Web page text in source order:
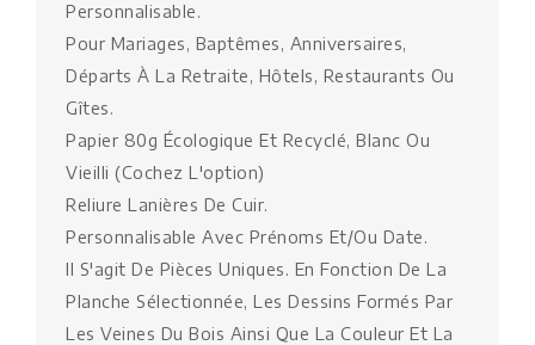
Personnalisable.
Pour Mariages, Baptêmes, Anniversaires,
Départs À La Retraite, Hôtels, Restaurants Ou
Gîtes.
Papier 80g Écologique Et Recyclé, Blanc Ou
Vieilli (cochez L'option)
Reliure Lanières De Cuir.
Personnalisable Avec Prénoms Et/ou Date.
Il S'agit De Pièces Uniques. En Fonction De La
Planche Sélectionnée, Les Dessins Formés Par
Les Veines Du Bois Ainsi Que La Couleur Et La